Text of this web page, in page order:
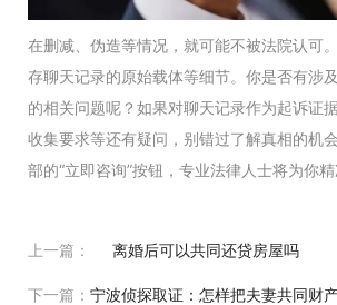
在删减、伪造等情况，就可能不被法院认可
存聊天记录的原始载体等细节。你是否有涉
的相关问题呢？如果对聊天记录作为起诉证
收集要求等还有疑问，别错过了解真相的机
部的“立即咨询”按钮，专业法律人士将为你精
上一篇： 离婚后可以共同还贷房屋吗
下一篇：宁波侦探取证：怎样把夫妻共同财